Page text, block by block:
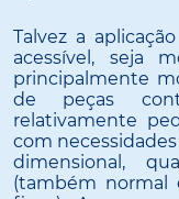
Talvez a
acessível, seja
principalmente
de peças
relativamente
com
dimensional,
(também normal